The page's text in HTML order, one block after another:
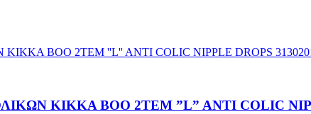
KIKKA BOO 2TEM ”L” ANTI COLIC